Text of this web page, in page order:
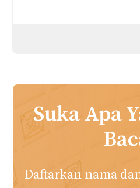
Suka Apa
Daftarkan nama